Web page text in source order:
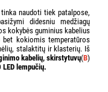
tinka naudoti tiek patalpose,
didesniu medžiagų
kokybės guminius kabelius
kokiomis temperatūros
stalaktitų ir klasterių. Iš
kabelių, skirstytuvų(B)
lempučių.